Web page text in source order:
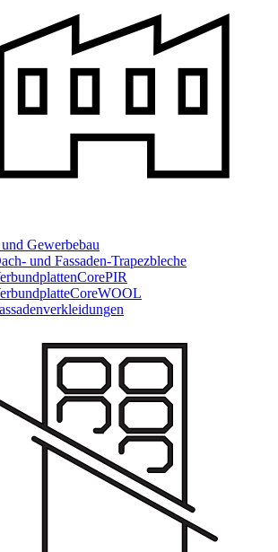
Gewerbebau
und Fassaden-Trapezbleche
CorePIR
CoreWOOL